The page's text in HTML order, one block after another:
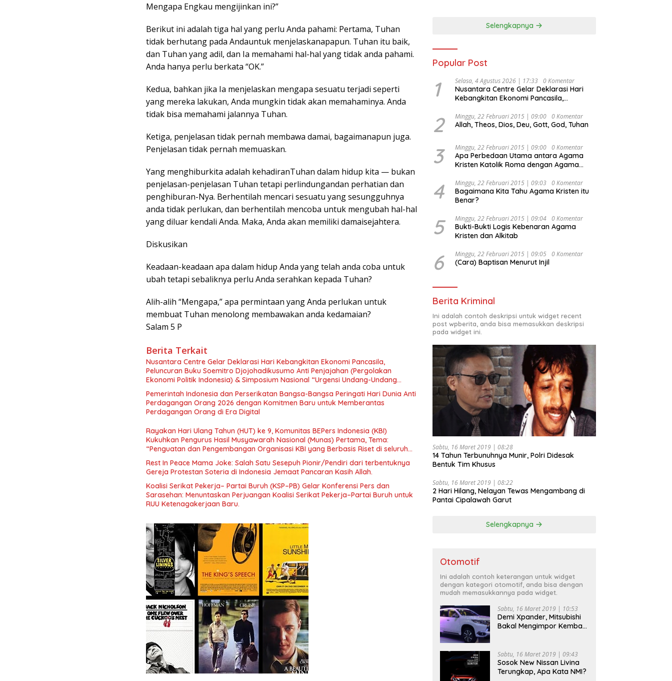
Mengapa Engkau mengijinkan ini?”
Berikut ini adalah tiga hal yang perlu Anda pahami: Pertama, Tuhan
tidak berhutang pada Andauntuk menjelaskanapapun. Tuhan itu baik,
dan Tuhan yang adil, dan Ia memahami hal-hal yang tidak anda pahami.
Anda hanya perlu berkata “OK.”
Kedua, bahkan jika Ia menjelaskan mengapa sesuatu terjadi seperti
yang mereka lakukan, Anda mungkin tidak akan memahaminya. Anda
tidak bisa memahami jalannya Tuhan.
Ketiga, penjelasan tidak pernah membawa damai, bagaimanapun juga.
Penjelasan tidak pernah memuaskan.
Yang menghiburkita adalah kehadiranTuhan dalam hidup kita — bukan
penjelasan-penjelasan Tuhan tetapi perlindungandan perhatian dan
penghiburan-Nya. Berhentilah mencari sesuatu yang sesungguhnya
anda tidak perlukan, dan berhentilah mencoba untuk mengubah hal-hal
yang diluar kendali Anda. Maka, Anda akan memiliki damaisejahtera.
Diskusikan
Keadaan-keadaan apa dalam hidup Anda yang telah anda coba untuk
ubah tetapi sebaliknya perlu Anda serahkan kepada Tuhan?
Alih-alih “Mengapa,” apa permintaan yang Anda perlukan untuk
membuat Tuhan menolong membawakan anda kedamaian?
Salam 5 P
Berita Terkait
Nusantara Centre Gelar Deklarasi Hari Kebangkitan Ekonomi Pancasila,
Peluncuran Buku Soemitro Djojohadikusumo Anti Penjajahan (Pergolakan
Ekonomi Politik Indonesia) & Simposium Nasional “Urgensi Undang-Undang
Perekonomian Nasional dan Kesejahteraan Sosial dalam Menata Bangsa Menuju
Indonesia Emas 2045”,
Pemerintah Indonesia dan Perserikatan Bangsa-Bangsa Peringati Hari Dunia Anti
Perdagangan Orang 2026 dengan Komitmen Baru untuk Memberantas
Perdagangan Orang di Era Digital
Rayakan Hari Ulang Tahun (HUT) ke 9, Komunitas BEPers Indonesia (KBI)
Kukuhkan Pengurus Hasil Musyawarah Nasional (Munas) Pertama, Tema:
“Penguatan dan Pengembangan Organisasi KBI yang Berbasis Riset di seluruh
Indonesia dan Mancanegara”.
Rest In Peace Mama Joke: Salah Satu Sesepuh Pionir/Pendiri dari terbentuknya
Gereja Protestan Soteria di Indonesia Jemaat Pancaran Kasih Allah.
Koalisi Serikat Pekerja– Partai Buruh (KSP–PB) Gelar Konferensi Pers dan
Sarasehan: Menuntaskan Perjuangan Koalisi Serikat Pekerja–Partai Buruh untuk
RUU Ketenagakerjaan Baru.
Selengkapnya
Popular Post
1 Selasa, 4 Agustus 2026 | 17:33 0 Komentar
Nusantara Centre Gelar Deklarasi Hari
Kebangkitan Ekonomi Pancasila,
Djojohadikusumo Anti Penjajahan
(Pergolakan Ekonomi Politik Indonesia) &
Undang Perekonomian Nasional dan
Kesejahteraan Sosial dalam Menata
Bangsa Menuju Indonesia Emas 2045”,
2 Minggu, 22 Februari 2015 | 09:00 0 Komentar
Allah, Theos, Dios, Deu, Gott, God, Tuhan
3 Minggu, 22 Februari 2015 | 09:00 0 Komentar
Apa Perbedaan Utama antara Agama
Kristen Katolik Roma dengan Agama
4 Minggu, 22 Februari 2015 | 09:03 0 Komentar
Bagaimana Kita Tahu Agama Kristen itu
Benar?
5 Minggu, 22 Februari 2015 | 09:04 0 Komentar
Bukti-Bukti Logis Kebenaran Agama
Kristen dan Alkitab
6 Minggu, 22 Februari 2015 | 09:05 0 Komentar
(Cara) Baptisan Menurut Injil
Berita Kriminal
Ini adalah contoh deskripsi untuk widget recent
post wpberita, anda bisa memasukkan deskripsi
pada widget ini.
Sabtu, 16 Maret 2019 | 08:28
14 Tahun Terbunuhnya Munir, Polri Didesak
Bentuk Tim Khusus
Sabtu, 16 Maret 2019 | 08:22
2 Hari Hilang, Nelayan Tewas Mengambang di
Pantai Cipalawah Garut
Selengkapnya
Otomotif
Ini adalah contoh keterangan untuk widget
dengan kategori otomotif, anda bisa dengan
mudah memasukkannya pada widget.
Sabtu, 16 Maret 2019 | 10:53
Demi Xpander, Mitsubishi
Bakal Mengimpor Kembali
Sabtu, 16 Maret 2019 | 09:43
Sosok New Nissan Livina
Terungkap, Apa Kata NMI?